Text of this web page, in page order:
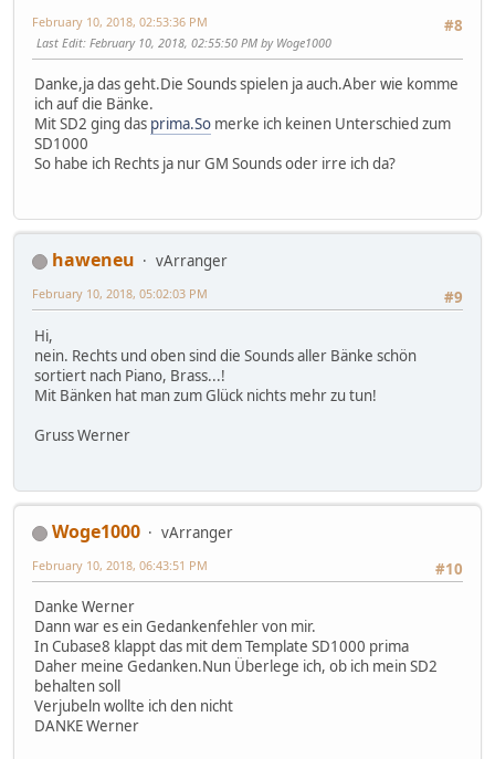
#8
February 10, 2018, 02:53:36 PM
Last Edit: February 10, 2018, 02:55:50 PM by Woge1000
Danke,ja das geht.Die Sounds spielen ja auch.Aber wie komme
ich auf die Bänke.
Mit SD2 ging das prima.So merke ich keinen Unterschied zum
SD1000
So habe ich Rechts ja nur GM Sounds oder irre ich da?
haweneu
vArranger
#9
February 10, 2018, 05:02:03 PM
Hi,
nein. Rechts und oben sind die Sounds aller Bänke schön
sortiert nach Piano, Brass...!
Mit Bänken hat man zum Glück nichts mehr zu tun!
Gruss Werner
Woge1000
vArranger
#10
February 10, 2018, 06:43:51 PM
Danke Werner
Dann war es ein Gedankenfehler von mir.
In Cubase8 klappt das mit dem Template SD1000 prima
Daher meine Gedanken.Nun Überlege ich, ob ich mein SD2
behalten soll
Verjubeln wollte ich den nicht
DANKE Werner